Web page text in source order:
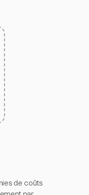
de coûts